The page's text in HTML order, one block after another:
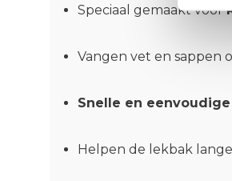
Speciaal gemaakt voor
Vangen vet en sappen
Snelle en
Helpen de lekbak